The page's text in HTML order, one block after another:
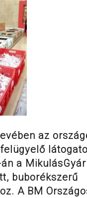
az
a
buborékszerű
A BM